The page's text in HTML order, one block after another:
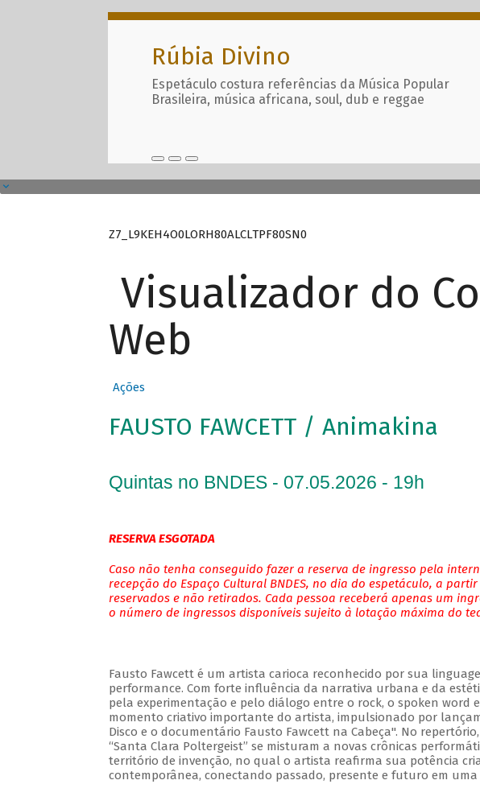
Rúbia Divino
Espetáculo costura referências da Música Popular
Brasileira, música africana, soul, dub e reggae
Z7_L9KEH4O0LORH80ALCLTPF80SN0
Visualizador do
Web
Ações
FAUSTO FAWCETT / Animakina
Quintas no BNDES - 07.05.2026 - 19h
RESERVA ESGOTADA
Caso não tenha conseguido fazer a reserva de ingresso pela
recepção do Espaço Cultural BNDES, no dia do espetáculo, a
reservados e não retirados. Cada pessoa receberá apenas um
o número de ingressos disponíveis sujeito à lotação máxima do
Fausto Fawcett é um artista carioca reconhecido por sua
performance. Com forte influência da narrativa urbana e da
pela experimentação e pelo diálogo entre o rock, o spoken word
momento criativo importante do artista, impulsionado por
Disco e o documentário Fausto Fawcett na Cabeça". No repertório,
“Santa Clara Poltergeist” se misturam a novas crônicas
território de invenção, no qual o artista reafirma sua potência
contemporânea, conectando passado, presente e futuro em